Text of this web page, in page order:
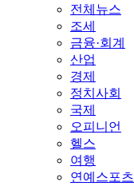
전체뉴스
조세
금융·회계
산업
경제
정치사회
국제
오피니언
헬스
여행
연예스포츠